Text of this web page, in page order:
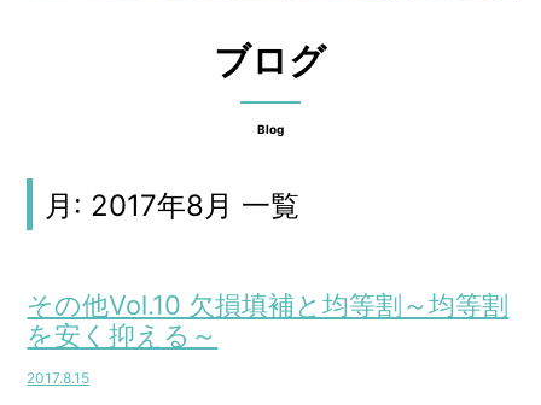
ブログ
Blog
月: 2017年8月 一覧
その他Vol.10 欠損填補と均等割～均等割
を安く抑える～
2017.8.15